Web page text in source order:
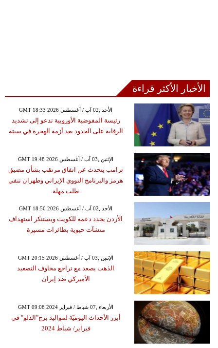
الأخبار الأكثر قراءة
GMT 18:33 2026 الأحد ,02 آب / أغسطس
رئيسة المفوضية الأوروبية تدعو إلى تشديد
الرقابة على الحدود بعد أزمة الهجرة في سبتة
GMT 19:48 2026 الإثنين ,03 آب / أغسطس
ترامب يتحدث عن اتفاق مرتقب بشأن مضيق
هرمز والبرنامج النووي الإيراني وطهران تنفي
طلب مهلة
GMT 18:50 2026 الأحد ,02 آب / أغسطس
الأردن يجدد دعمه للكويت ويستنكر استهداف
منشآت حيوية بطائرات مسيرة
GMT 20:15 2026 الإثنين ,03 آب / أغسطس
الذهب يصعد مع تراجع مخاوف التصعيد
الأميركي ضد إيران
GMT 09:08 2024 الأربعاء ,07 شباط / فبراير
أبرز الأحداث اليوميّة لمواليد برج"الدلو" في
فبراير/ شباط 2024